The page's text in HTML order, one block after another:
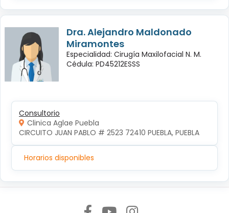
Dra. Alejandro Maldonado
Miramontes
Especialidad: Cirugía Maxilofacial N. M.
Cédula: PD45212ESSS
Consultorio
Clinica Aglae Puebla
CIRCUITO JUAN PABLO # 2523 72410 PUEBLA, PUEBLA
Horarios disponibles